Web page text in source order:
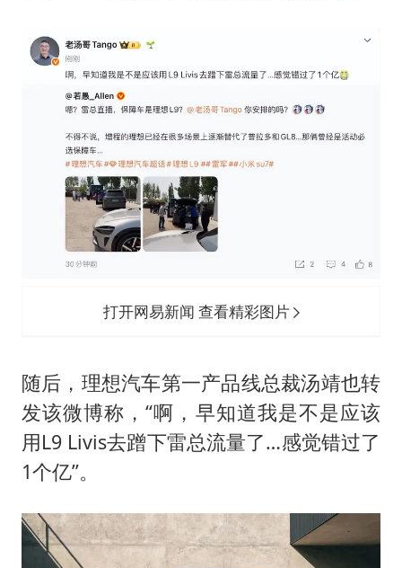
打开网易新闻 查看精彩图片
随后，理想汽车第一产品线总裁汤靖也转
发该微博称，“啊，早知道我是不是应该
用L9 Livis去蹭下雷总流量了…感觉错过了
1个亿”。